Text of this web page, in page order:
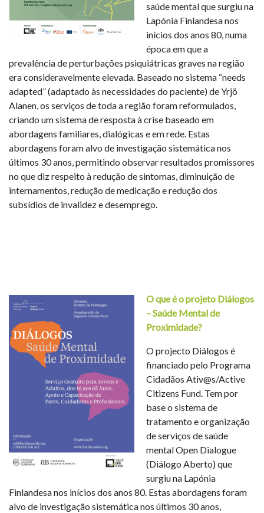
saúde mental que surgiu na
Lapónia Finlandesa nos
inícios dos anos 80, numa
época em que a
prevalência de perturbações psiquiátricas graves na região
era consideravelmente elevada. Baseado no sistema “needs
adapted” (adaptado às necessidades do paciente) de Yrjö
Alanen, os serviços de toda a região foram reformulados,
criando um sistema de resposta à crise baseado em
abordagens familiares, dialógicas e em rede. Estas
abordagens foram alvo de investigação sistemática nos
últimos 30 anos, permitindo observar resultados promissores
no que diz respeito à redução de sintomas, diminuição de
internamentos, redução de medicação e redução dos
subsídios de invalidez e desemprego.
O que é o projeto Diálogos
– Saúde Mental de
Proximidade?
O projecto Diálogos é
financiado pelo Programa
Cidadãos Ativ@s/Active
Citizens Fund. Tem por
base o sistema de
tratamento e organização
de serviços de saúde
mental Open Dialogue
(Diálogo Aberto) que
surgiu na Lapónia
Finlandesa nos inícios dos anos 80. Estas abordagens foram
alvo de investigação sistemática nos últimos 30 anos,